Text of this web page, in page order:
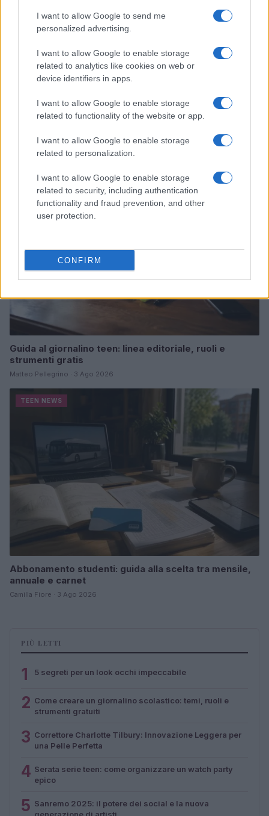
I want to allow Google to send me
personalized advertising.
I want to allow Google to enable storage
related to analytics like cookies on web or
device identifiers in apps.
I want to allow Google to enable storage
related to functionality of the website or app.
I want to allow Google to enable storage
related to personalization.
I want to allow Google to enable storage
related to security, including authentication
functionality and fraud prevention, and other
user protection.
CONFIRM
perché guardarla
Cristian Castiglioni · 7 Ago 2026
TEEN NEWS
Guida al giornalino teen: linea editoriale, ruoli e
strumenti gratis
Matteo Pellegrino · 3 Ago 2026
TEEN NEWS
Abbonamento studenti: guida alla scelta tra mensile,
annuale e carnet
Camilla Fiore · 3 Ago 2026
PIÙ LETTI
1 5 segreti per un look occhi impeccabile
2 Come creare un giornalino scolastico: temi, ruoli e
strumenti gratuiti
3 Correttore Charlotte Tilbury: Innovazione Leggera per
una Pelle Perfetta
4 Serata serie teen: come organizzare un watch party
epico
5 Sanremo 2025: il potere dei social e la nuova
generazione di artisti